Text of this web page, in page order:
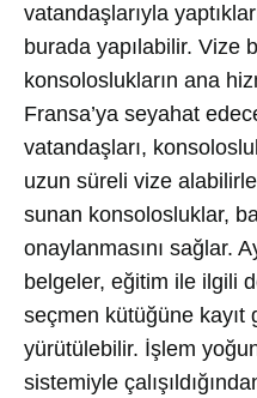
vatandaşlarıyla
burada yapılabilir. Vize
konsoloslukların ana
Fransa’ya seyahat
vatandaşları,
uzun süreli vize
sunan konsolosluklar,
onaylanmasını sağlar.
belgeler, eğitim ile ilgili
seçmen kütüğüne kayıt
yürütülebilir. İşlem
sistemiyle